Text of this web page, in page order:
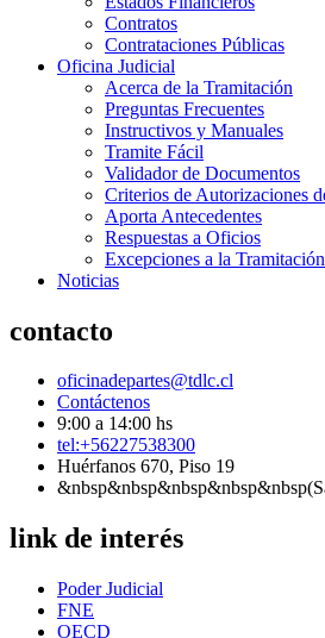
Contratos
Contrataciones Públicas
Oficina Judicial
Acerca de la Tramitación
Preguntas Frecuentes
Instructivos y Manuales
Tramite Fácil
Validador de Documentos
Criterios de Autorizaciones
Aporta Antecedentes
Respuestas a Oficios
Excepciones a la
Noticias
contacto
oficinadepartes@tdlc.cl
Contáctenos
9:00 a 14:00 hs
tel:+56227538300
Huérfanos 670, Piso 19
link de interés
Poder Judicial
FNE
OECD